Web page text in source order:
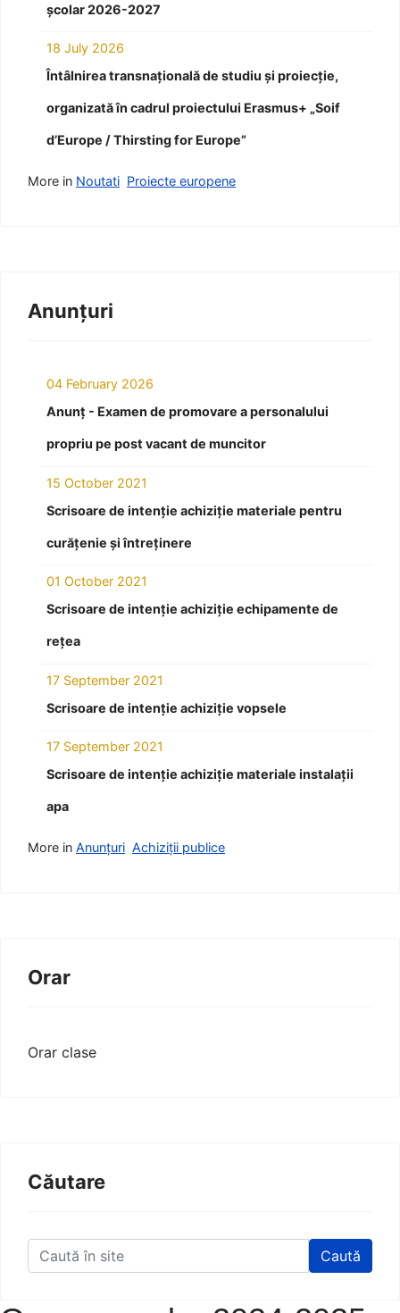
școlar 2026-2027
18 July 2026
Întâlnirea transnațională de studiu și proiecție,
organizată în cadrul proiectului Erasmus+ „Soif
d’Europe / Thirsting for Europe”
More in Noutati Proiecte europene
Anunțuri
04 February 2026
Anunț - Examen de promovare a personalului
propriu pe post vacant de muncitor
15 October 2021
Scrisoare de intenție achiziție materiale pentru
curățenie și întreținere
01 October 2021
Scrisoare de intenție achiziție echipamente de
rețea
17 September 2021
Scrisoare de intenție achiziție vopsele
17 September 2021
Scrisoare de intenție achiziție materiale instalații
apa
More in Anunțuri Achiziții publice
Orar
Orar clase
Căutare
Caută